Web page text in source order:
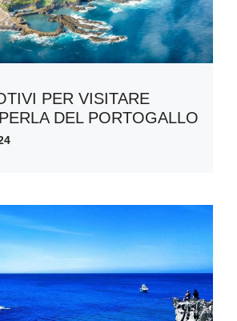
PER VISITARE
DEL PORTOGALLO